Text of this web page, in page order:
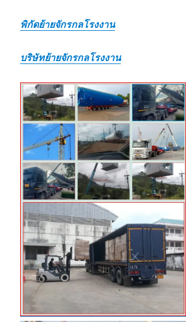
พิกัดย้ายจักรกลโรงงาน
บริษัทย้ายจักรกลโรงงาน